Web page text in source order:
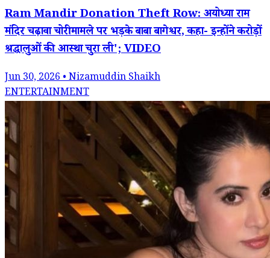
Ram Mandir Donation Theft Row: अयोध्या राम
मंदिर चढ़ावा चोरी मामले पर भड़के बाबा बागेश्वर, कहा- इन्होंने करोड़ों
श्रद्धालुओं की आस्था चुरा ली'; VIDEO
Jun 30, 2026 • Nizamuddin Shaikh
ENTERTAINMENT